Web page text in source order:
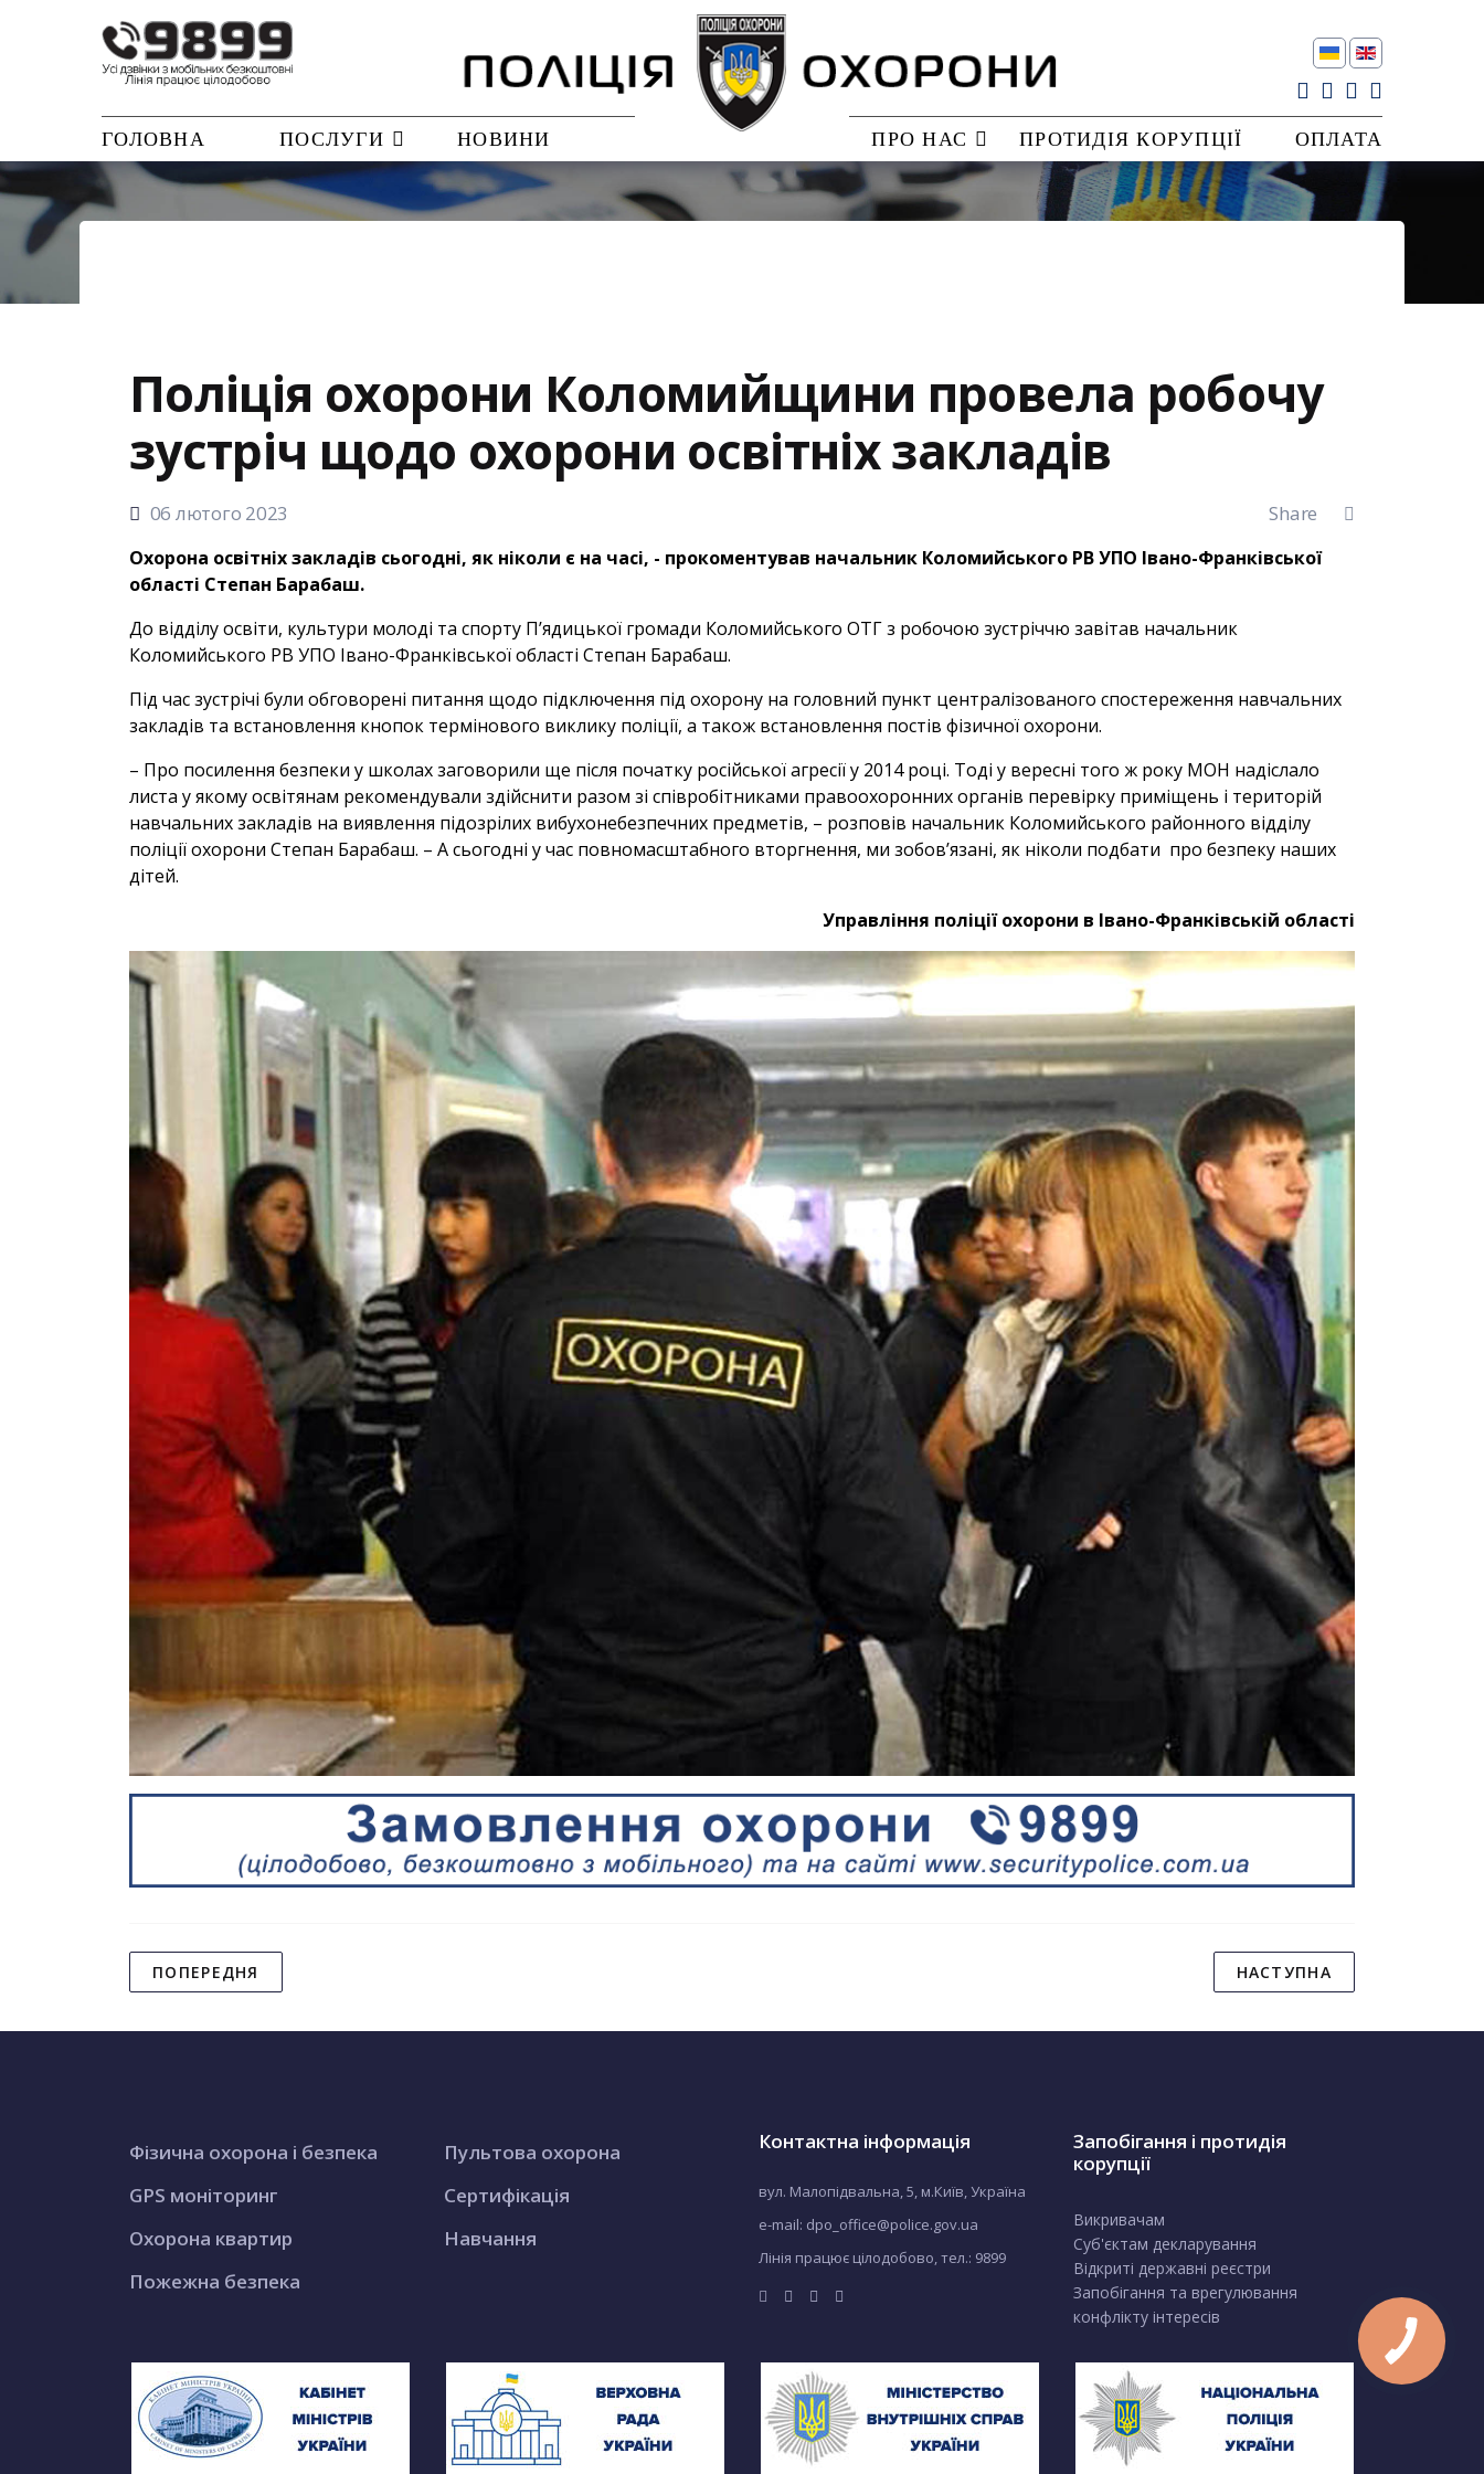
ГОЛОВНА ПОСЛУГИ НОВИНИ ПРО НАС ПРОТИДІЯ КОРУПЦІЇ ОПЛАТА
Поліція охорони Коломийщини провела робочу
зустріч щодо охорони освітніх закладів
06 лютого 2023 Share
Охорона освітніх закладів сьогодні, як ніколи є на часі, - прокоментував начальник Коломийського РВ УПО Івано-Франківської
області Степан Барабаш.
До відділу освіти, культури молоді та спорту П’ядицької громади Коломийського ОТГ з робочою зустріччю завітав начальник
Коломийського РВ УПО Івано-Франківської області Степан Барабаш.
Під час зустрічі були обговорені питання щодо підключення під охорону на головний пункт централізованого спостереження навчальних
закладів та встановлення кнопок термінового виклику поліції, а також встановлення постів фізичної охорони.
– Про посилення безпеки у школах заговорили ще після початку російської агресії у 2014 році. Тоді у вересні того ж року МОН надіслало
листа у якому освітянам рекомендували здійснити разом зі співробітниками правоохоронних органів перевірку приміщень і територій
навчальних закладів на виявлення підозрілих вибухонебезпечних предметів, – розповів начальник Коломийського районного відділу
поліції охорони Степан Барабаш. – А сьогодні у час повномасштабного вторгнення, ми зобов’язані, як ніколи подбати про безпеку наших
дітей.
Управління поліції охорони в Івано-Франківській області
ПОПЕРЕДНЯ НАСТУПНА
Фізична охорона і безпека
GPS моніторинг
Охорона квартир
Пожежна безпека
Пультова охорона
Сертифікація
Навчання
Контактна інформація
вул. Малопідвальна, 5, м.Київ, Україна
e-mail: dpo_office@police.gov.ua
Лінія працює цілодобово, тел.: 9899
Запобігання і протидія
корупції
Викривачам
Суб'єктам декларування
Відкриті державні реєстри
Запобігання та врегулювання
конфлікту інтересів